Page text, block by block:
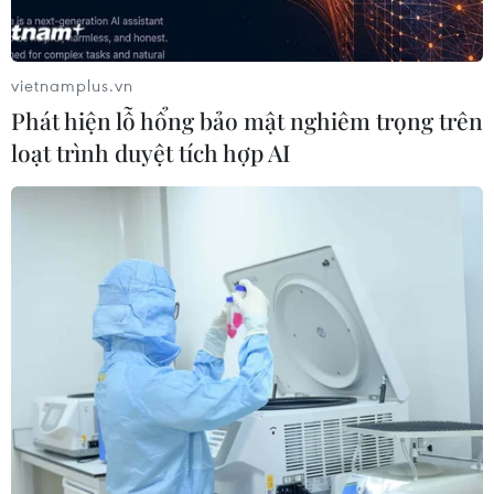
vietnamplus.vn
Phát hiện lỗ hổng bảo mật nghiêm trọng trên
loạt trình duyệt tích hợp AI